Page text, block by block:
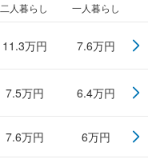
二人暮らし 一人暮らし
11.3万円 7.6万円
7.5万円 6.4万円
7.6万円 6万円